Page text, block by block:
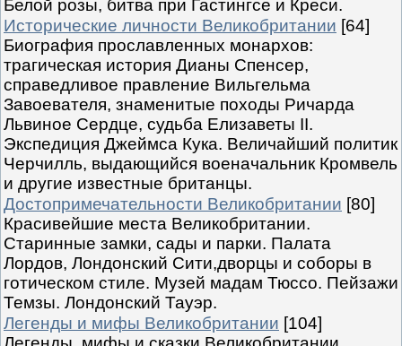
Белой розы, битва при Гастингсе и Креси.
Исторические личности Великобритании [64]
Биография прославленных монархов:
трагическая история Дианы Спенсер,
справедливое правление Вильгельма
Завоевателя, знаменитые походы Ричарда
Львиное Сердце, судьба Елизаветы II.
Экспедиция Джеймса Кука. Величайший политик
Черчилль, выдающийся военачальник Кромвель
и другие известные британцы.
Достопримечательности Великобритании [80]
Красивейшие места Великобритании.
Старинные замки, сады и парки. Палата
Лордов, Лондонский Сити,дворцы и соборы в
готическом стиле. Музей мадам Тюссо. Пейзажи
Темзы. Лондонский Тауэр.
Легенды и мифы Великобритании [104]